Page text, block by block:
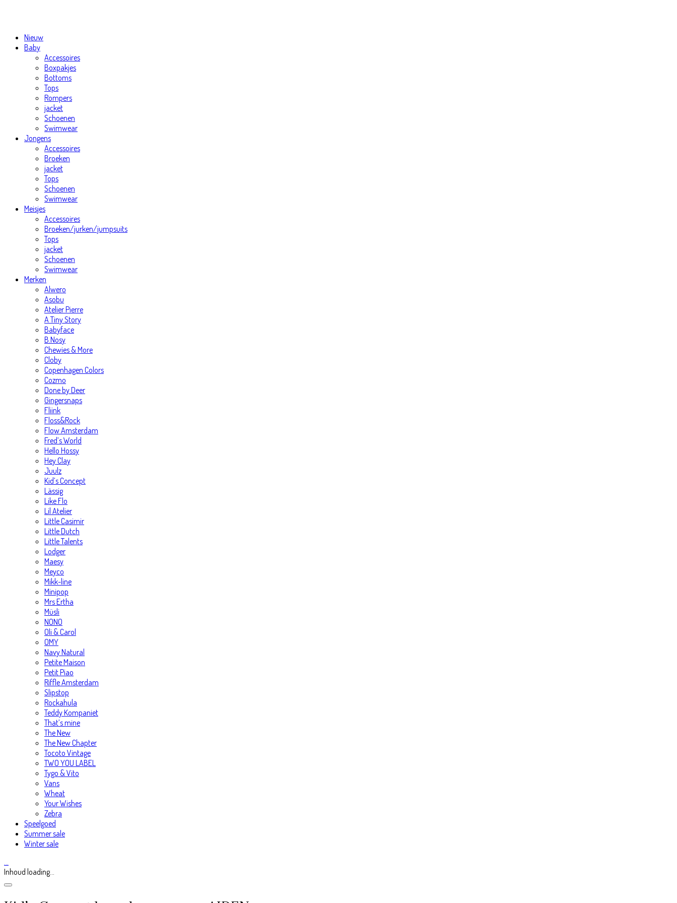
Nieuw
Baby
Accessoires
Boxpakjes
Bottoms
Tops
Rompers
jacket
Schoenen
Swimwear
Jongens
Accessoires
Broeken
jacket
Tops
Schoenen
Swimwear
Meisjes
Accessoires
Broeken/jurken/jumpsuits
Tops
jacket
Schoenen
Swimwear
Merken
Alwero
Asobu
Atelier Pierre
A Tiny Story
Babyface
B.Nosy
Chewies & More
Cloby
Copenhagen Colors
Cozmo
Done by Deer
Gingersnaps
Fliink
Floss&Rock
Flow Amsterdam
Fred’s World
Hello Hossy
Hey Clay
Juulz
Kid’s Concept
Lässig
Like Flo
Lil Atelier
Little Casimir
Little Dutch
Little Talents
Lodger
Maesy
Meyco
Mikk-line
Minipop
Mrs Ertha
Müsli
NONO
Oli & Carol
OMY
Navy Natural
Petite Maison
Petit Piao
Riffle Amsterdam
Slipstop
Rockahula
Teddy Kompaniet
That’s mine
The New
The New Chapter
Tocoto Vintage
TWO YOU LABEL
Tygo & Vito
Vans
Wheat
Your Wishes
Zebra
Speelgoed
Summer sale
Winter sale
…
Inhoud loading...